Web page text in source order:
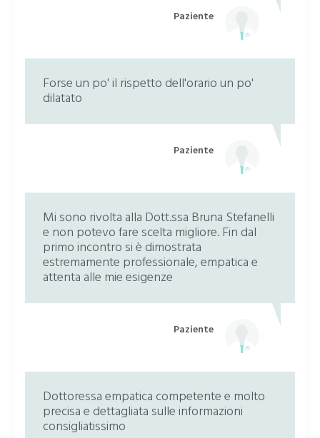
Paziente
Forse un po' il rispetto dell'orario un po'
dilatato
Paziente
Mi sono rivolta alla Dott.ssa Bruna Stefanelli
e non potevo fare scelta migliore. Fin dal
primo incontro si è dimostrata
estremamente professionale, empatica e
attenta alle mie esigenze
Paziente
Dottoressa empatica competente e molto
precisa e dettagliata sulle informazioni
consigliatissimo